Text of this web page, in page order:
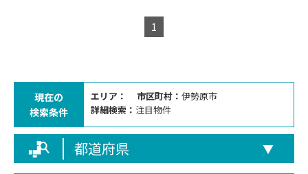
1
現在の
検索条件
エリア： 市区町村： 伊勢原市
詳細検索： 注目物件
都道府県 ▼